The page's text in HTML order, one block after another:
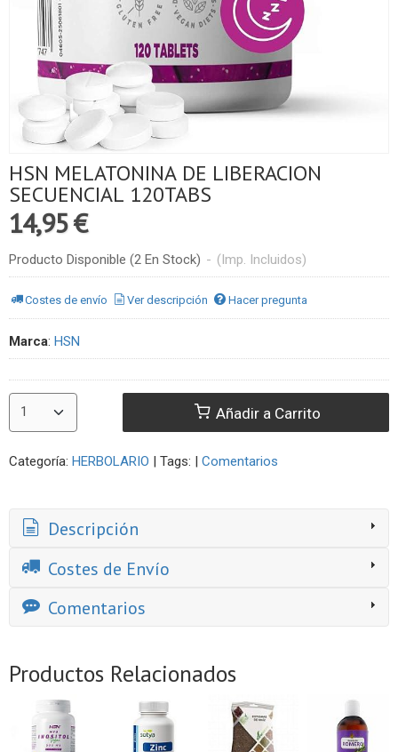
HSN MELATONINA DE LIBERACION
SECUENCIAL 120TABS
14,95 €
Producto Disponible (2 En Stock) - (Imp. Incluidos)
Costes de envío Ver descripción Hacer pregunta
Marca: HSN
Añadir a Carrito
Categoría: HERBOLARIO | Tags: | Comentarios
Descripción
Costes de Envío
Comentarios
Productos Relacionados